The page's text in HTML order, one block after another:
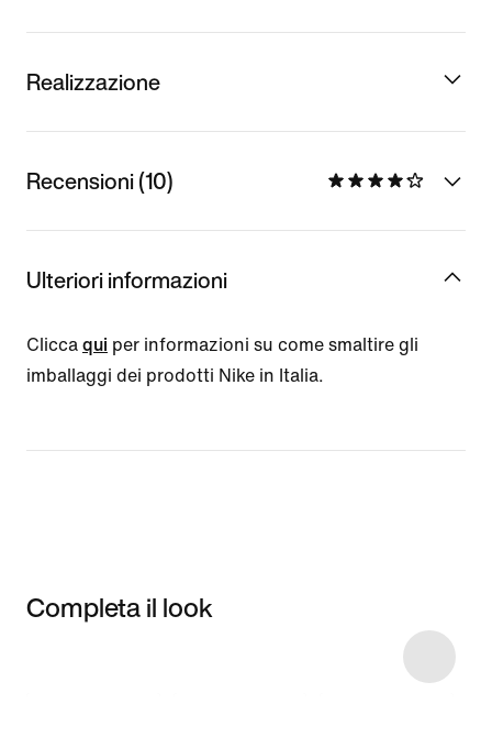
Realizzazione
Recensioni (10)
Ulteriori informazioni
Clicca qui per informazioni su come smaltire gli
imballaggi dei prodotti Nike in Italia.
Completa il look